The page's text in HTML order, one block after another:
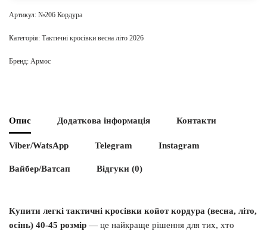
Артикул: №206 Кордура
Категорія: Тактичні кросівки весна літо 2026
Бренд: Армос
Опис Додаткова інформація Контакти
Viber/WatsApp Telegram Instagram
Вайбер/Ватсап Відгуки (0)
Купити легкі тактичні кросівки койот кордура (весна, літо,
осінь) 40-45 розмір — це найкраще рішення для тих, хто